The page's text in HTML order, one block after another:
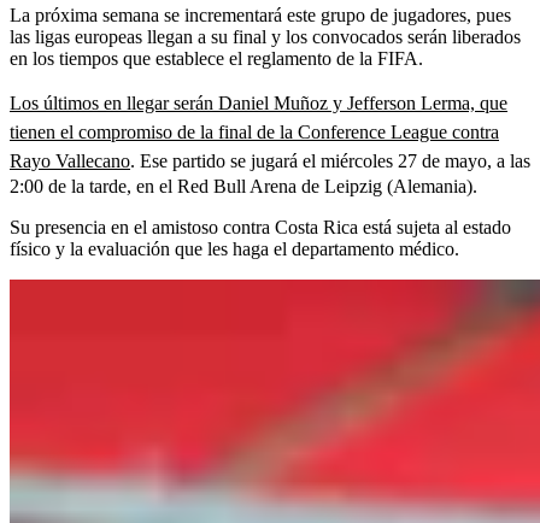
La próxima semana se incrementará este grupo de jugadores, pues
las ligas europeas llegan a su final y los convocados serán liberados
en los tiempos que establece el reglamento de la FIFA.
Los últimos en llegar serán Daniel Muñoz y Jefferson Lerma, que
tienen el compromiso de la final de la Conference League contra
Rayo Vallecano. Ese partido se jugará el miércoles 27 de mayo, a las
2:00 de la tarde, en el Red Bull Arena de Leipzig (Alemania).
Su presencia en el amistoso contra Costa Rica está sujeta al estado
físico y la evaluación que les haga el departamento médico.